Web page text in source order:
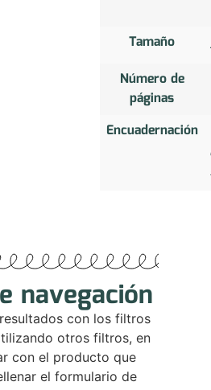
Tamaño
Número de
páginas
Encuadernación
navegación
con los filtros
otros filtros, en
con el producto que
el formulario de